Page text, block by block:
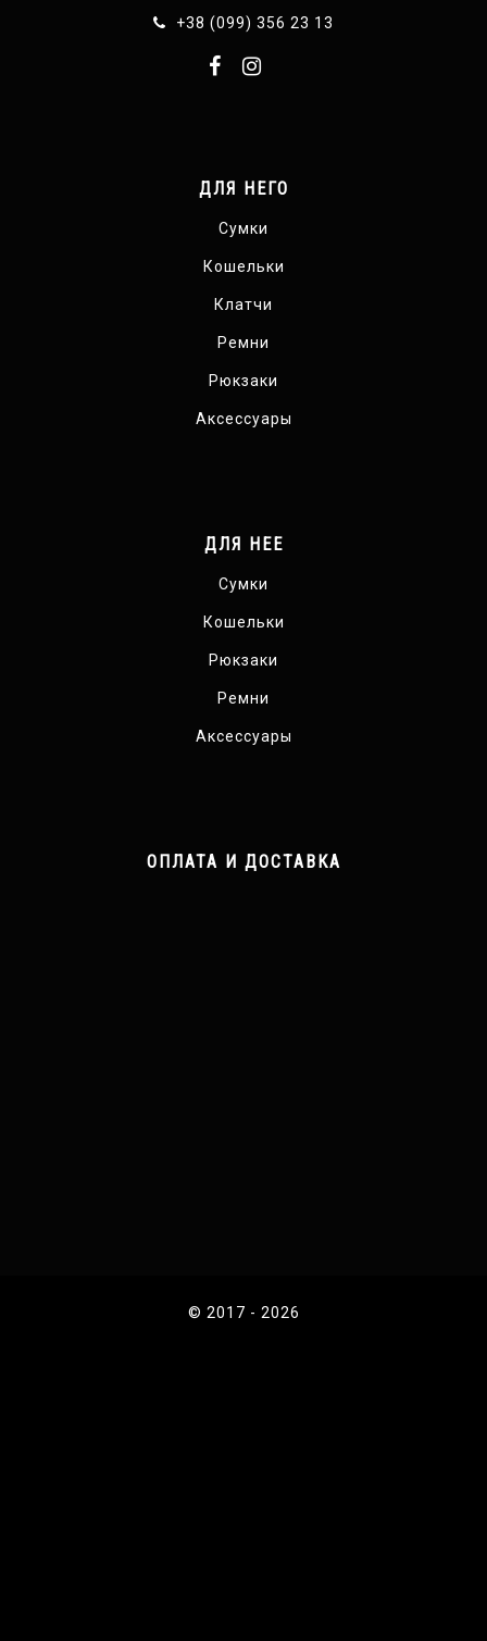
+38 (099) 356 23 13
ДЛЯ НЕГО
Сумки
Кошельки
Клатчи
Ремни
Рюкзаки
Аксессуары
ДЛЯ НЕЕ
Сумки
Кошельки
Рюкзаки
Ремни
Аксессуары
ОПЛАТА И ДОСТАВКА
© 2017 - 2026